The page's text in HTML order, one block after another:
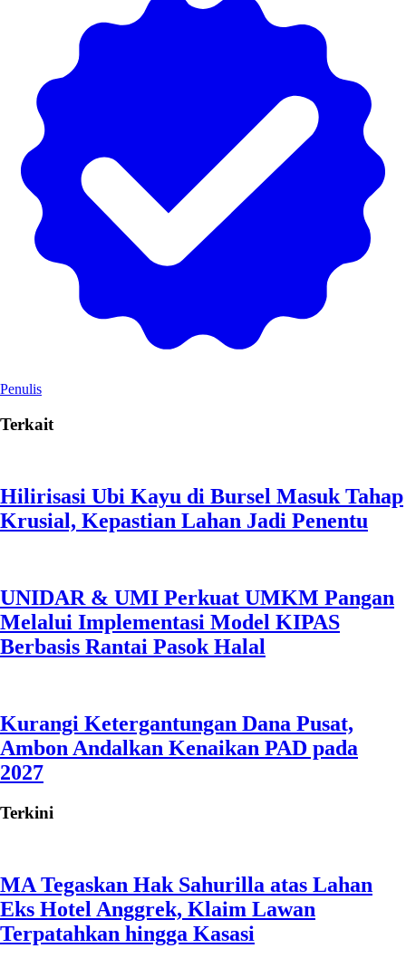
Penulis
Terkait
Hilirisasi Ubi Kayu di Bursel Masuk Tahap
Krusial, Kepastian Lahan Jadi Penentu
UNIDAR & UMI Perkuat UMKM Pangan
Melalui Implementasi Model KIPAS
Berbasis Rantai Pasok Halal
Kurangi Ketergantungan Dana Pusat,
Ambon Andalkan Kenaikan PAD pada
2027
Terkini
MA Tegaskan Hak Sahurilla atas Lahan
Eks Hotel Anggrek, Klaim Lawan
Terpatahkan hingga Kasasi